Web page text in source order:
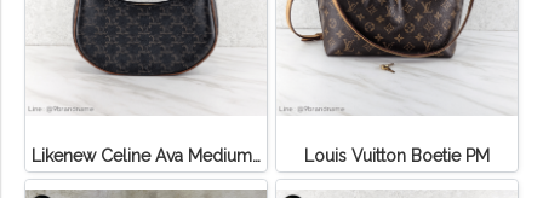
Likenew Celine Ava Medium Triomphe Canvas Louis Vuitton Boetie PM